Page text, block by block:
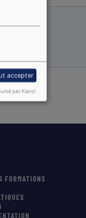
FORMATIONS
accepter
par Klaro!